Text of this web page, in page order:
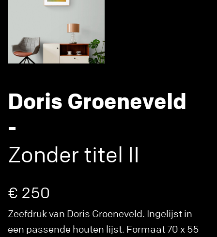
Doris Groeneveld
-
Zonder titel II
€ 250
Zeefdruk van Doris Groeneveld. Ingelijst in
een passende houten lijst. Formaat 70 x 55